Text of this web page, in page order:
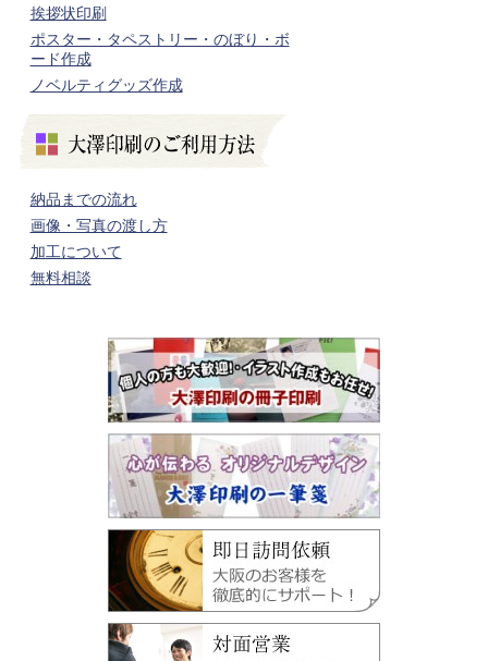
挨拶状印刷
ポスター・タペストリー・のぼり・ボ
ード作成
ノベルティグッズ作成
納品までの流れ
画像・写真の渡し方
加工について
無料相談